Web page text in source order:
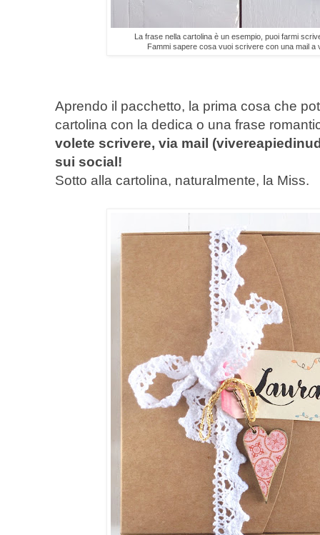
La frase nella cartolina è un esempio, puoi farmi
Fammi sapere cosa vuoi scrivere con una mail a
Aprendo il pacchetto, la prima cosa che
cartolina con la dedica o una frase
volete scrivere, via mail
sui social!
Sotto alla cartolina, naturalmente, la Miss.